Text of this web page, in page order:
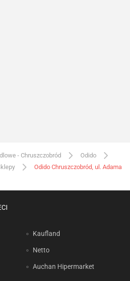
- Chruszczobród
Odido
Odido Chruszczobród, ul. Adama
Kaufland
Netto
Auchan Hipermarket